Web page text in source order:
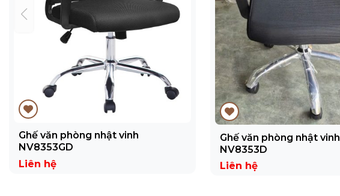
Ghế văn phòng nhật vinh
NV8353GD
Liên hệ
Ghế văn phòng nhật vinh
NV8353D
Liên hệ